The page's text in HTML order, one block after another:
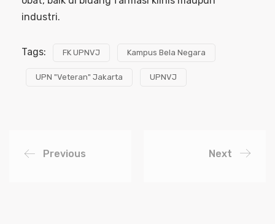
industri.
Tags: FK UPNVJ Kampus Bela Negara
UPN "Veteran" Jakarta UPNVJ
Previous Next